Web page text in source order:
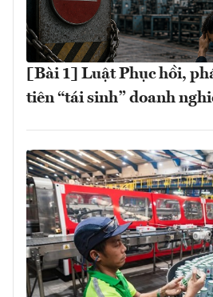
[Bài 1] Luật Phục hồi,
tiên “tái sinh” doanh